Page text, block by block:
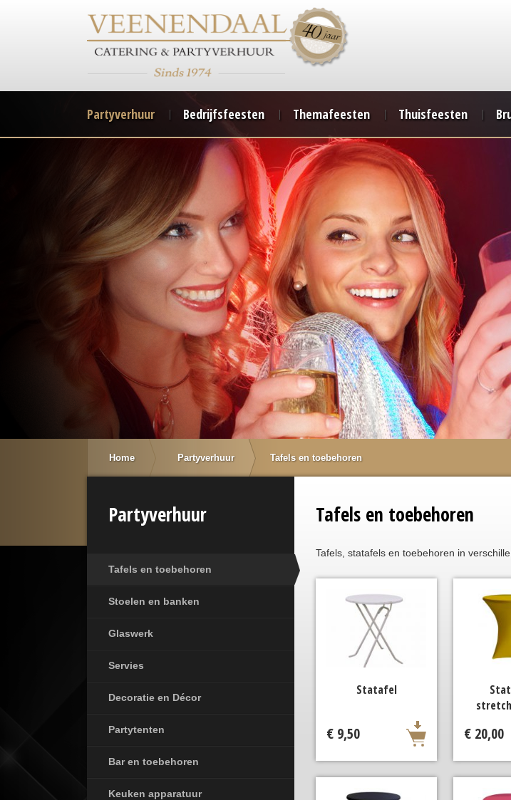
Partyverhuur Bedrijfsfeesten Themafeesten Thuisfeesten
Home Partyverhuur Tafels en toebehoren
Partyverhuur
Tafels en toebehoren
Stoelen en banken
Glaswerk
Servies
Decoratie en Décor
Partytenten
Bar en toebehoren
Keuken apparatuur
Tafels en toebehoren
Tafels, statafels en toebehoren in
Statafel
€ 9,50 € 20,00